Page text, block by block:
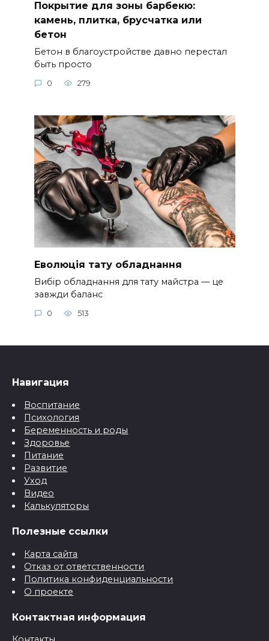
Покрытие для зоны барбекю:
камень, плитка, брусчатка или
бетон
Бетон в благоустройстве давно перестал
быть просто
0 279
Еволюція тату обладнання
Вибір обладнання для тату майстра — це
завжди баланс
0 513
Навигация
Воспитание
Психология
Беременность и роды
Здоровье
Питание
Развитие
Уход
Видео
Калькуляторы
Полезные ссылки
Карта сайта
Отказ от ответственности
Политика конфиденциальности
О проекте
Контактная информация